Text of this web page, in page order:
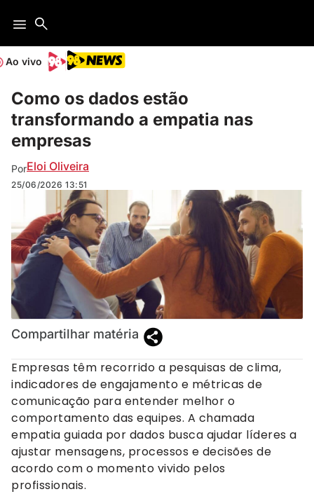
Ao vivo
Como os dados estão
transformando a empatia nas
empresas
PorEloi Oliveira
25/06/2026 13:51
Compartilhar matéria
Empresas têm recorrido a pesquisas de clima,
indicadores de engajamento e métricas de
comunicação para entender melhor o
comportamento das equipes. A chamada
empatia guiada por dados busca ajudar líderes a
ajustar mensagens, processos e decisões de
acordo com o momento vivido pelos
profissionais.